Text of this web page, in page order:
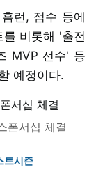
런, 점수 등에
비롯해 '출전
MVP 선수' 등
예정이다.
폰서십 체결
트시즌